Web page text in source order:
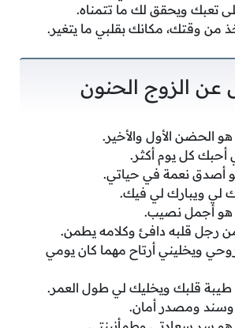
تعبك ويحقق لك ما تتمناه.
من وقتك، مكانك بقلبي ما يتغير.
عن الزوج الحنون
الحضن الأول والأخير.
أحبك كل يوم أكثر.
أصدق نعمة في حياتي.
لي ويبارك لي فيك.
هو أجمل نصيب.
رجل قلبه دافئ وكلامه يطمن.
ويخليني أرتاح مهما كان يومي
قلبك ويخليك لي طول العمر.
ومصدر أمان.